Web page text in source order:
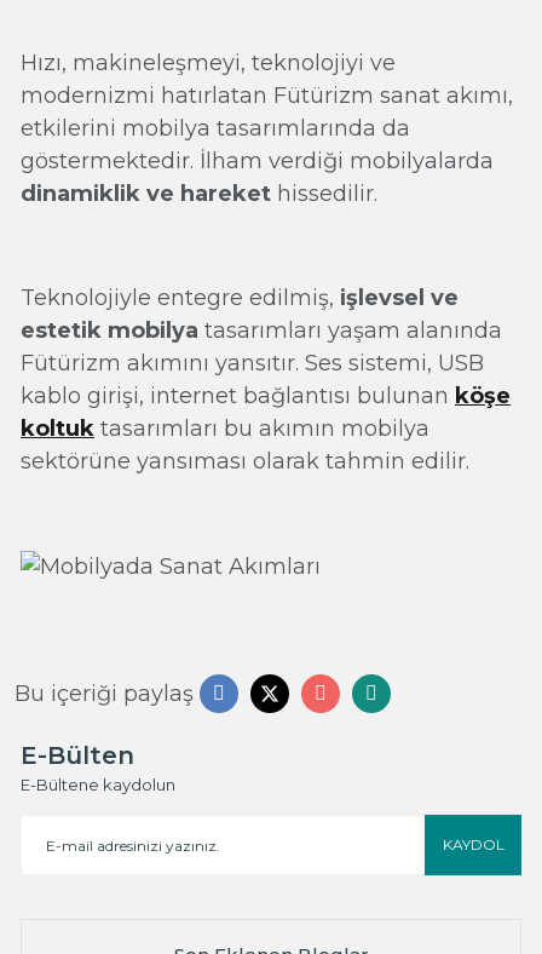
Hızı, makineleşmeyi, teknolojiyi ve
modernizmi hatırlatan Fütürizm sanat akımı,
etkilerini mobilya tasarımlarında da
göstermektedir. İlham verdiği mobilyalarda
dinamiklik ve hareket hissedilir.
Teknolojiyle entegre edilmiş, işlevsel ve
estetik mobilya tasarımları yaşam alanında
Fütürizm akımını yansıtır. Ses sistemi, USB
kablo girişi, internet bağlantısı bulunan köşe
koltuk tasarımları bu akımın mobilya
sektörüne yansıması olarak tahmin edilir.
Bu içeriği paylaş
E-Bülten
E-Bültene kaydolun
KAYDOL